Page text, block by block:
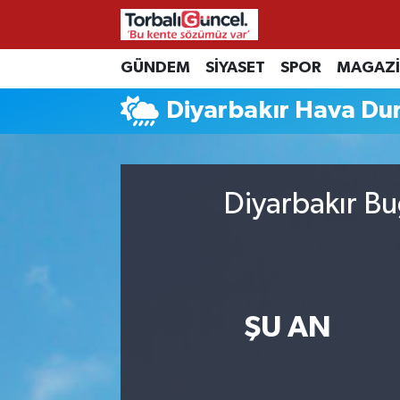
GÜNDEM SİYASET SPOR
Diyarbakır Hava
Diyarbakır
ŞU AN
İzmir Nöbetçi Eczaneler
İzmir Hava Durumu
İzmir Trafik Yoğunluk Haritası